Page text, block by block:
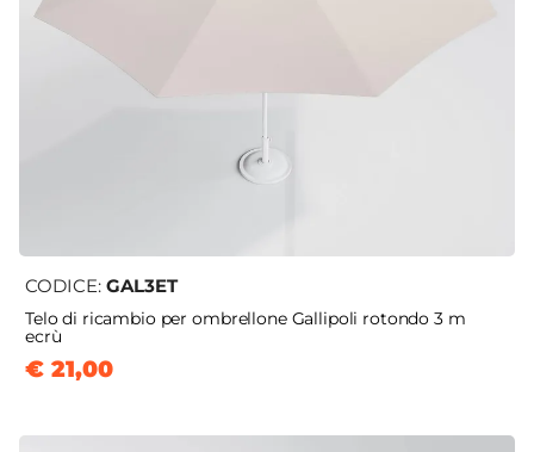
CODICE: GAL3ET
Telo di ricambio per ombrellone Gallipoli rotondo 3 m
ecrù
€ 21,00